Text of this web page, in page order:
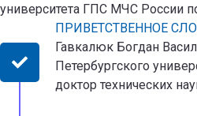
университета ГПС МЧС России
ПРИВЕТСТВЕННОЕ
Гавкалюк Богдан
Петербургского
доктор технических